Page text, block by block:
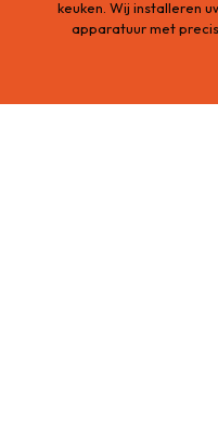
keuken. Wij installeren
apparatuur met